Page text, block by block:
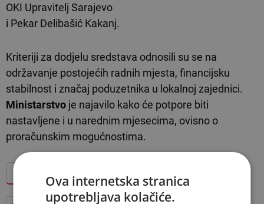
OKI Upravitelj Sarajevo
i Pekar Delibašić Kakanj.
Kriteriji za dodjelu sredstava odnosili su se na
održavanje postojećih radnih mjesta, financijsku
stabilnost i značaj poduzetnika u lokalnoj zajednici.
Ministarstvo je najavilo kako će potpore biti
nastavljene i u narednim mjesecima, ovisno o
proračunskim mogućnostima.
Ova internetska stranica
upotrebljava kolačiće.